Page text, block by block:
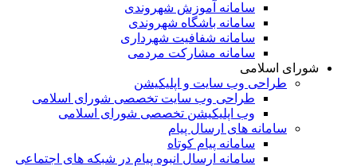
سامانه آموزش شهروندی
سامانه باشگاه شهروندی
سامانه شفافیت شهرداری
سامانه مشارکت مردمی
شورای اسلامی
طراحی وب سایت و اپلیکیشن
طراحی وب سایت تخصصی شورای اسلامی
وب اپلیکیشن تخصصی شورای اسلامی
سامانه های ارسال پیام
سامانه پیام کوتاه
سامانه ارسال انبوه پیام در شبکه های اجتماعی